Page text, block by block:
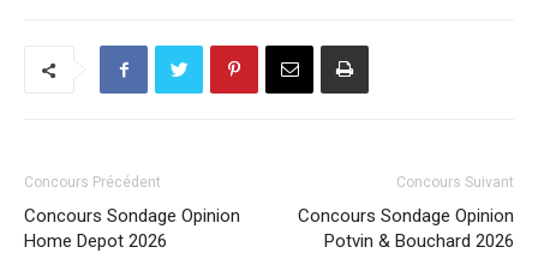
Concours Précédent
Concours Sondage Opinion
Home Depot 2026
Concours Suivant
Concours Sondage Opinion
Potvin & Bouchard 2026